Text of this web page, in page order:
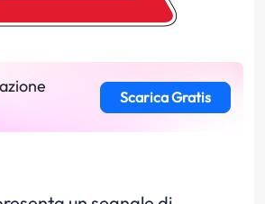
Scarica Gratis